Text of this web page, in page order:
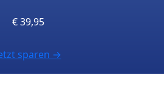
€ 39,95
sparen →